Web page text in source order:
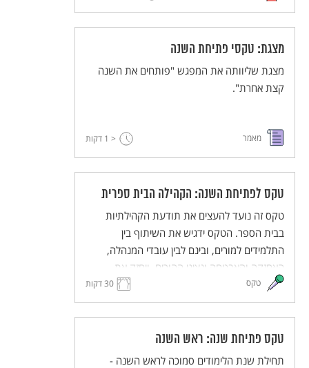
מצגת: טקסי פתיחת השנה
מצגת שליוותה את המפגש "פותחים את השנה
קצת אחרת".
מאמר < 1 דקות
טקס לפתיחת השנה: הקהילה הבית ספרית
טקס זה נועד להעצים את תודעת הקהילתיות
בבית הספר. הטקס ידגיש את השיתוף בין
התלמידים למורים, ובינם לבין עובדי המנהלה,
האחזקה והאבטחה ונציגי ההורים, ויחזק את
תחושת השייכות והאחריות המשותפת. הטקס
מותאם ללמידה מרחוק וללמידה היברידית.
טקס 30 דקות
טקס פתיחת שנה: ראש השנה
תחילת שנת הלימודים סמוכה לראש השנה -